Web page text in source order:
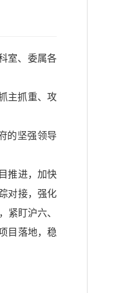
室、委属各
主抓重、攻
的坚强领导
推进，加快
对接，强化
紧盯沪六、
目落地，稳